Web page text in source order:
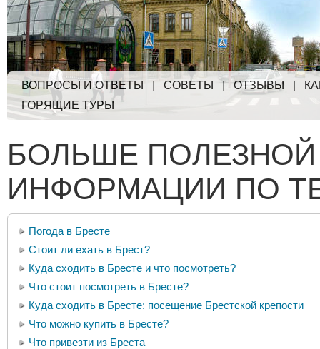
ВОПРОСЫ И ОТВЕТЫ СОВЕТЫ |ОТЗЫВЫ
ГОРЯЩИЕ ТУРЫ
БОЛЬШЕ ПОЛЕЗНОЙ
ИНФОРМАЦИИ ПО
Погода в Бресте
Стоит ли ехать в Брест?
Куда сходить в Бресте и что посмотреть?
Что стоит посмотреть в Бресте?
Куда сходить в Бресте: посещение Брестской крепости
Что можно купить в Бресте?
Что привезти из Бреста